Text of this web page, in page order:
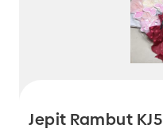
Jepit Rambut